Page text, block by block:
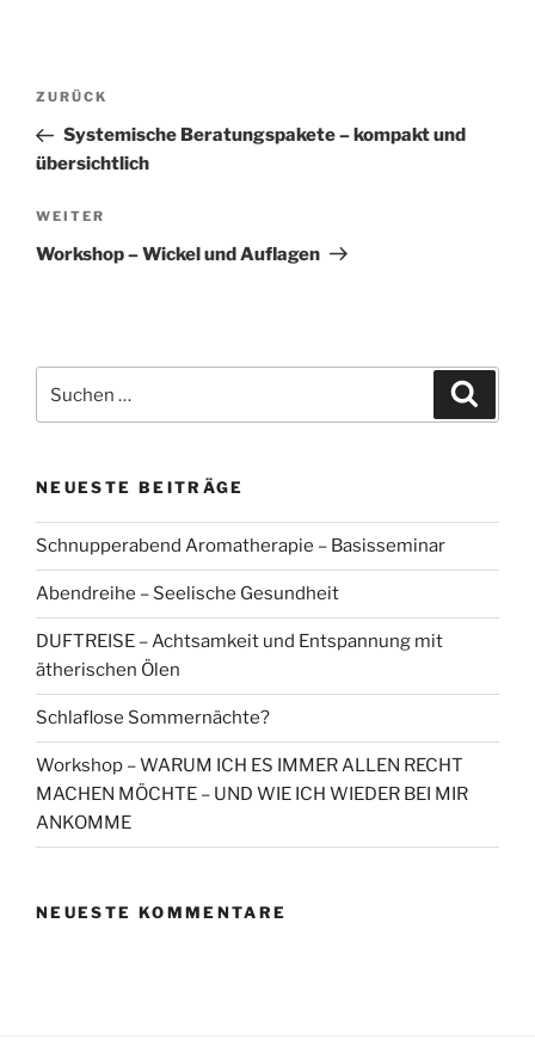
Beitragsnavigation
Vorheriger
Beitrag
ZURÜCK
Systemische Beratungspakete – kompakt und
übersichtlich
Nächster
Beitrag
WEITER
Workshop – Wickel und Auflagen
nach:
NEUESTE BEITRÄGE
Schnupperabend Aromatherapie – Basisseminar
Abendreihe – Seelische Gesundheit
DUFTREISE – Achtsamkeit und Entspannung mit
ätherischen Ölen
Schlaflose Sommernächte?
Workshop – WARUM ICH ES IMMER ALLEN RECHT
MACHEN MÖCHTE – UND WIE ICH WIEDER BEI MIR
ANKOMME
NEUESTE KOMMENTARE